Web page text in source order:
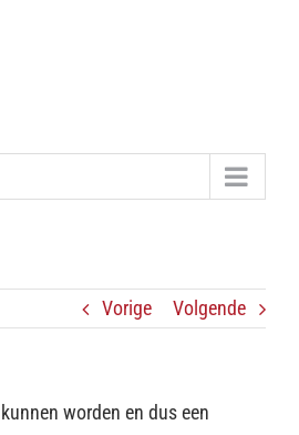
Vorige Volgende
worden en dus een